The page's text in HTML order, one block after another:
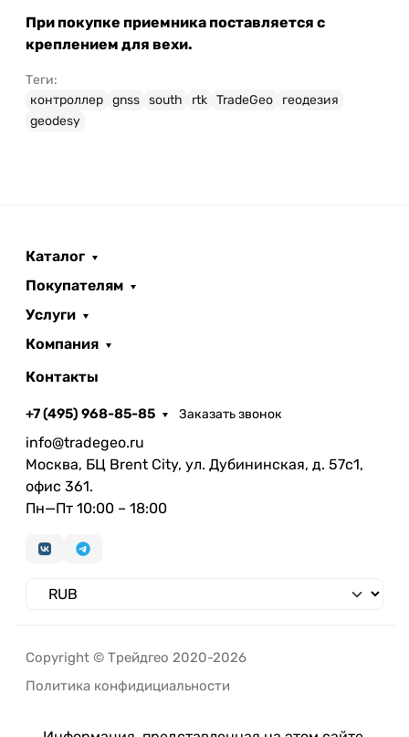
При покупке приемника поставляется с
креплением для вехи.
Теги:
контроллер gnss south rtk TradeGeo
геодезия
geodesy
Каталог
Покупателям
Услуги
Компания
Контакты
+7 (495) 968-85-85 Заказать звонок
info@tradegeo.ru
Москва, БЦ Brent City, ул. Дубининская, д. 57с1,
офис 361.
Пн—Пт 10:00 – 18:00
Copyright © Трейдгео 2020-2026
Политика конфидициальности